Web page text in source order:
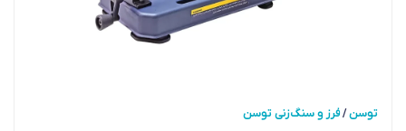
توسن/فرز و سنگ‌زنی توسن